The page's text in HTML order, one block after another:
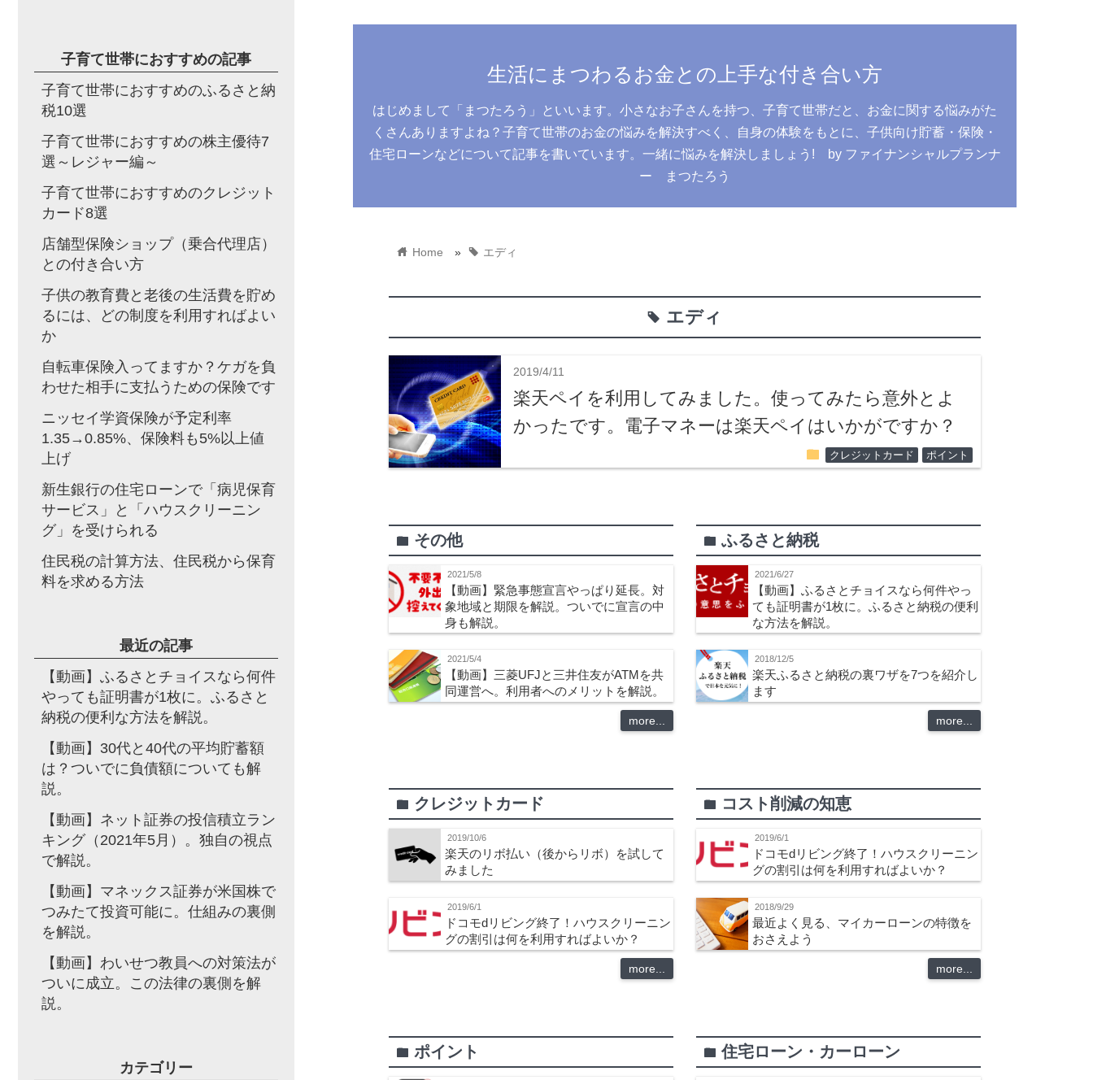
生活にまつわるお金との上手な付き合い方
はじめまして「まつたろう」といいます。小さなお子さんを持つ、子育て世帯だと、お金に関する悩みがた
くさんありますよね？子育て世帯のお金の悩みを解決すべく、自身の体験をもとに、子供向け貯蓄・保険・
住宅ローンなどについて記事を書いています。一緒に悩みを解決しましょう! by ファイナンシャルプランナ
ー まつたろう
home Home » tag エディ
tag エディ
2019/4/11
楽天ペイを利用してみました。使ってみたら意外とよ
かったです。電子マネーは楽天ペイはいかがですか？
folder クレジットカード ポイント
folder その他
2021/5/8
【動画】緊急事態宣言やっぱり延長。対
象地域と期限を解説。ついでに宣言の中
身も解説。
2021/5/4
【動画】三菱UFJと三井住友がATMを共
同運営へ。利用者へのメリットを解説。
more...
folder ふるさと納税
2021/6/27
【動画】ふるさとチョイスなら何件やっ
ても証明書が1枚に。ふるさと納税の便利
な方法を解説。
2018/12/5
楽天ふるさと納税の裏ワザを7つを紹介し
ます
more...
folder クレジットカード
2019/10/6
楽天のリボ払い（後からリボ）を試して
みました
2019/6/1
ドコモdリビング終了！ハウスクリーニン
グの割引は何を利用すればよいか？
more...
folder コスト削減の知恵
2019/6/1
ドコモdリビング終了！ハウスクリーニン
グの割引は何を利用すればよいか？
2018/9/29
最近よく見る、マイカーローンの特徴を
おさえよう
more...
folder ポイント folder住宅ローン・カーローン
子育て世帯におすすめの記事
子育て世帯におすすめのふるさと納
税10選
子育て世帯におすすめの株主優待7
選～レジャー編～
子育て世帯におすすめのクレジット
カード8選
店舗型保険ショップ（乗合代理店）
との付き合い方
子供の教育費と老後の生活費を貯め
るには、どの制度を利用すればよい
か
自転車保険入ってますか？ケガを負
わせた相手に支払うための保険です
ニッセイ学資保険が予定利率
1.35→0.85%、保険料も5%以上値
上げ
新生銀行の住宅ローンで「病児保育
サービス」と「ハウスクリーニン
グ」を受けられる
住民税の計算方法、住民税から保育
料を求める方法
最近の記事
【動画】ふるさとチョイスなら何件
やっても証明書が1枚に。ふるさと
納税の便利な方法を解説。
【動画】30代と40代の平均貯蓄額
は？ついでに負債額についても解
説。
【動画】ネット証券の投信積立ラン
キング（2021年5月）。独自の視点
で解説。
【動画】マネックス証券が米国株で
つみたて投資可能に。仕組みの裏側
を解説。
【動画】わいせつ教員への対策法が
ついに成立。この法律の裏側を解
説。
カテゴリー